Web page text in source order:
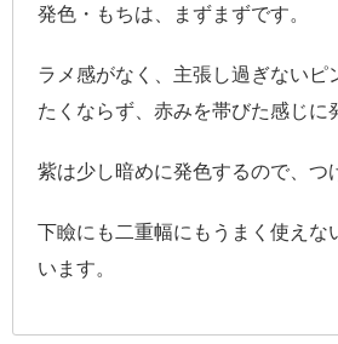
発色・もちは、まずまずです。
ラメ感がなく、主張し過ぎない
たくならず、赤みを帯びた感じに
紫は少し暗めに発色するので、つ
下瞼にも二重幅にもうまく使えな
います。